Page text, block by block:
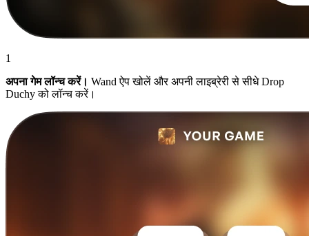
1
अपना गेम लॉन्च करें। Wand ऐप खोलें और अपनी लाइब्रेरी से सीधे Drop
Duchy को लॉन्च करें।